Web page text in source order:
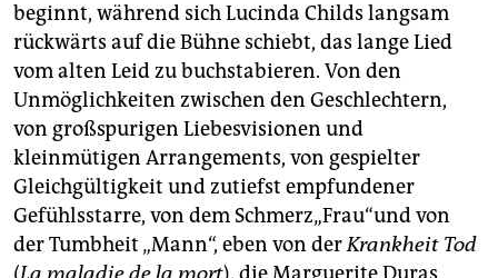
wahrheit
verlag
verlag
veranstaltungen
shop
fragen & hilfe
beginnt, während sich Lucinda Childs langsam
rückwärts auf die Bühne schiebt, das lange Lied
vom alten Leid zu buchstabieren. Von den
Unmöglichkeiten zwischen den Geschlechtern,
von großspurigen Liebesvisionen und
kleinmütigen Arrangements, von gespielter
Gleichgültigkeit und zutiefst empfundener
Gefühlsstarre, von dem Schmerz„Frau“und von
der Tumbheit „Mann“, eben von derKrankheit Tod